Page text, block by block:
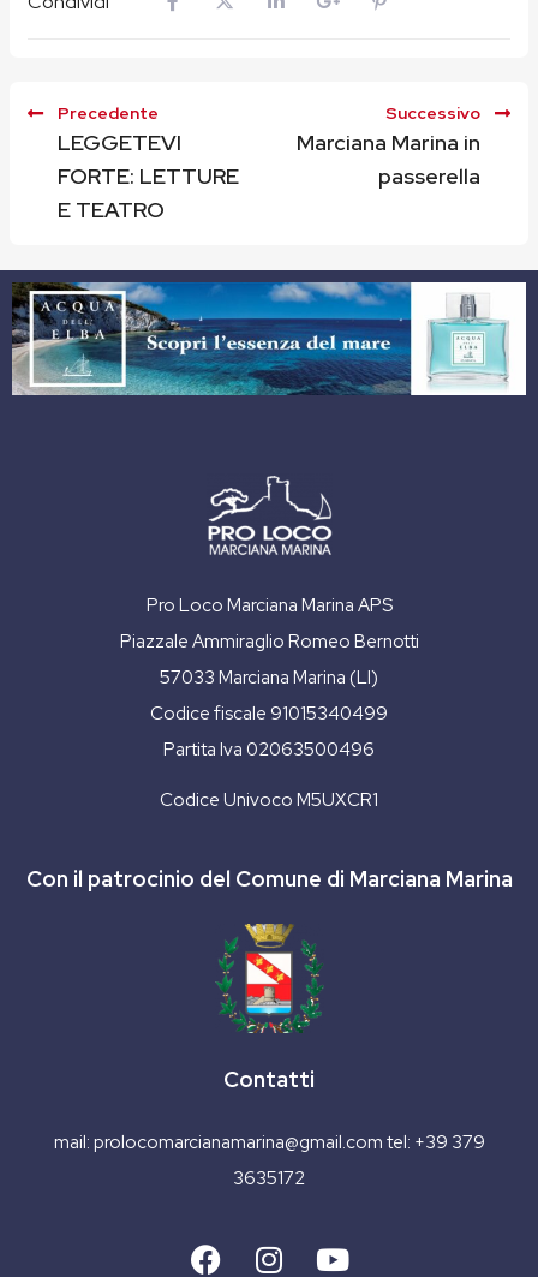
Precedente
LEGGETEVI
FORTE: LETTURE
E TEATRO
Successivo
Marciana Marina in
passerella
Pro Loco Marciana Marina APS
Piazzale Ammiraglio Romeo Bernotti
57033 Marciana Marina (LI)
Codice fiscale 91015340499
Partita Iva 02063500496
Codice Univoco M5UXCR1
Con il patrocinio del Comune di Marciana Marina
Contatti
mail: prolocomarcianamarina@gmail.com tel: +39 379
3635172